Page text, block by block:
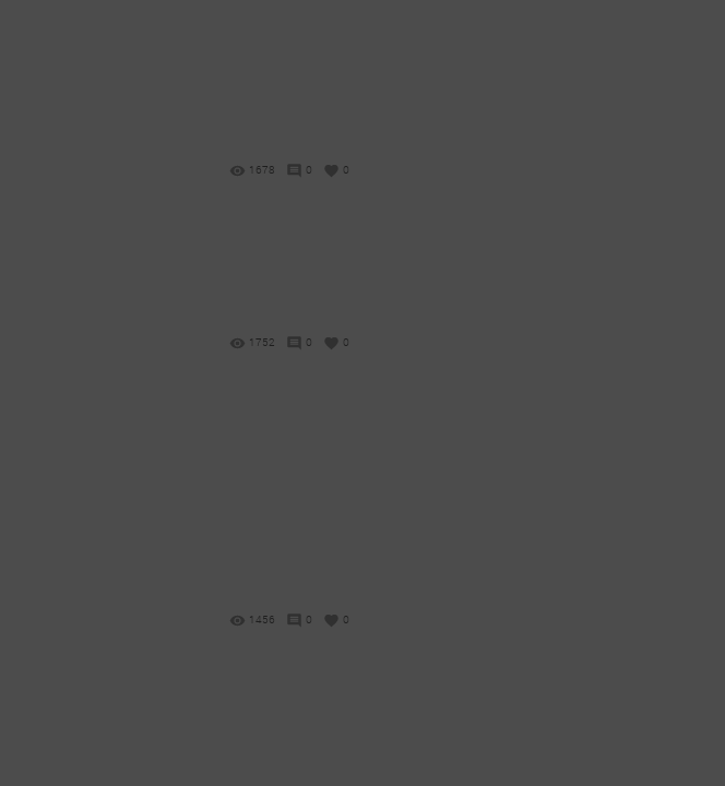
1678 0 0
1752 0 0
1456 0 0